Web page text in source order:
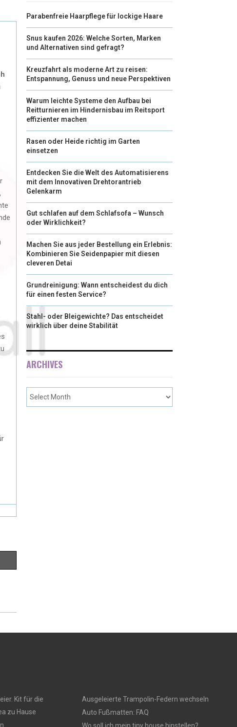
Parabenfreie Haarpflege für lockige Haare
Snus kaufen 2026: Welche Sorten, Marken
und Alternativen sind gefragt?
Kreuzfahrt als moderne Art zu reisen:
Entspannung, Genuss und neue Perspektiven
Warum leichte Systeme den Aufbau bei
Reitturnieren im Hindernisbau im Reitsport
effizienter machen
Rasen oder Heide richtig im Garten
einsetzen
Entdecken Sie die Welt des Automatisierens
mit dem Innovativen Drehtorantrieb
Gelenkarm
Gut schlafen auf dem Schlafsofa – Wunsch
oder Wirklichkeit?
Machen Sie aus jeder Bestellung ein Erlebnis:
Kombinieren Sie Seidenpapier mit diesen
cleveren Detai
Grundreinigung: Wann entscheidest du dich
für einen festen Service?
Stahl- oder Bleigewichte? Das entscheidet
wirklich über deine Stabilität
ARCHIVES
Kit für die
zu Hause
Ausgeleierte Trampolin-Federn wechseln
Auto Fußmatten: FAQ
Wo soll ich mein tiny house hinstellen?